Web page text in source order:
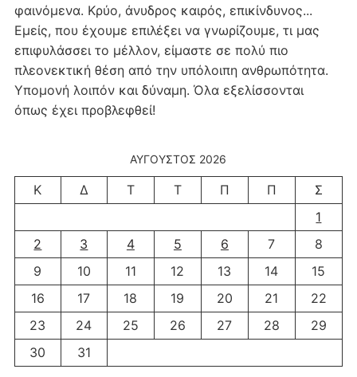
φαινόμενα. Κρύο, άνυδρος καιρός, επικίνδυνος...
Εμείς, που έχουμε επιλέξει να γνωρίζουμε, τι μας
επιφυλάσσει το μέλλον, είμαστε σε πολύ πιο
πλεονεκτική θέση από την υπόλοιπη ανθρωπότητα.
Υπομονή λοιπόν και δύναμη. Όλα εξελίσσονται
όπως έχει προβλεφθεί!
ΑΎΓΟΥΣΤΟΣ 2026
Κ Δ Τ Τ Π Π
Σ
1
2
3 4 5 6 7
8
9
10 11 12 13 14
15
16
17 18 19 20 21
22
23
24 25 26 27 28
29
30
31